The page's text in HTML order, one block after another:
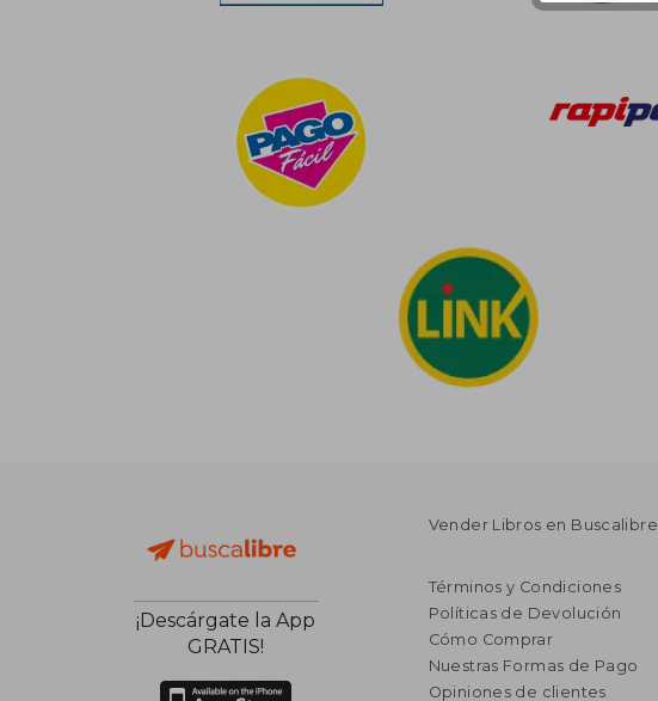
¡Descárgate la App
GRATIS!
Vender Libros en Buscalibre
Términos y Condiciones
Políticas de Devolución
Cómo Comprar
Nuestras Formas de Pago
Opiniones de clientes